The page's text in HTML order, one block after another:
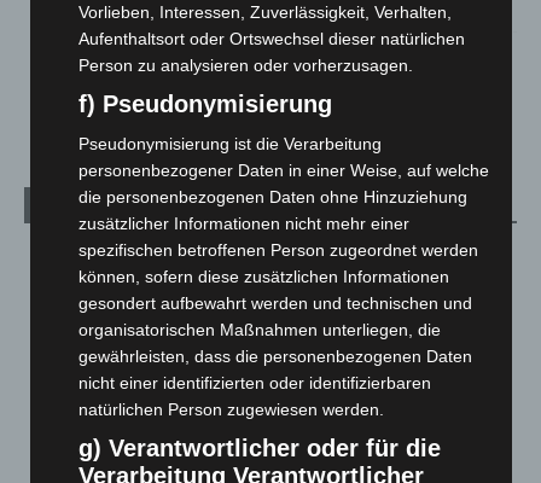
2. August 2026
Sicherheitsplattform für Europa
2. August 2026
Kategorien
Blaulicht
2.797
Corona-News
Hannover und Region
Langenhagen und Ortsteile
3.249
Leserbriefe
Menschen
Über uns
Vorlieben, Interessen, Zuverlässigkeit, Verhalten,
Aufenthaltsort oder Ortswechsel dieser natürlichen
Person zu analysieren oder vorherzusagen.
f) Pseudonymisierung
Pseudonymisierung ist die Verarbeitung
personenbezogener Daten in einer Weise, auf welche
die personenbezogenen Daten ohne Hinzuziehung
zusätzlicher Informationen nicht mehr einer
spezifischen betroffenen Person zugeordnet werden
können, sofern diese zusätzlichen Informationen
gesondert aufbewahrt werden und technischen und
organisatorischen Maßnahmen unterliegen, die
gewährleisten, dass die personenbezogenen Daten
nicht einer identifizierten oder identifizierbaren
natürlichen Person zugewiesen werden.
g) Verantwortlicher oder für die
Verarbeitung Verantwortlicher